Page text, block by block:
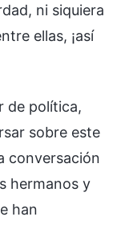
ni siquiera
ellas, ¡así
de política,
sobre este
conversación
hermanos y
han